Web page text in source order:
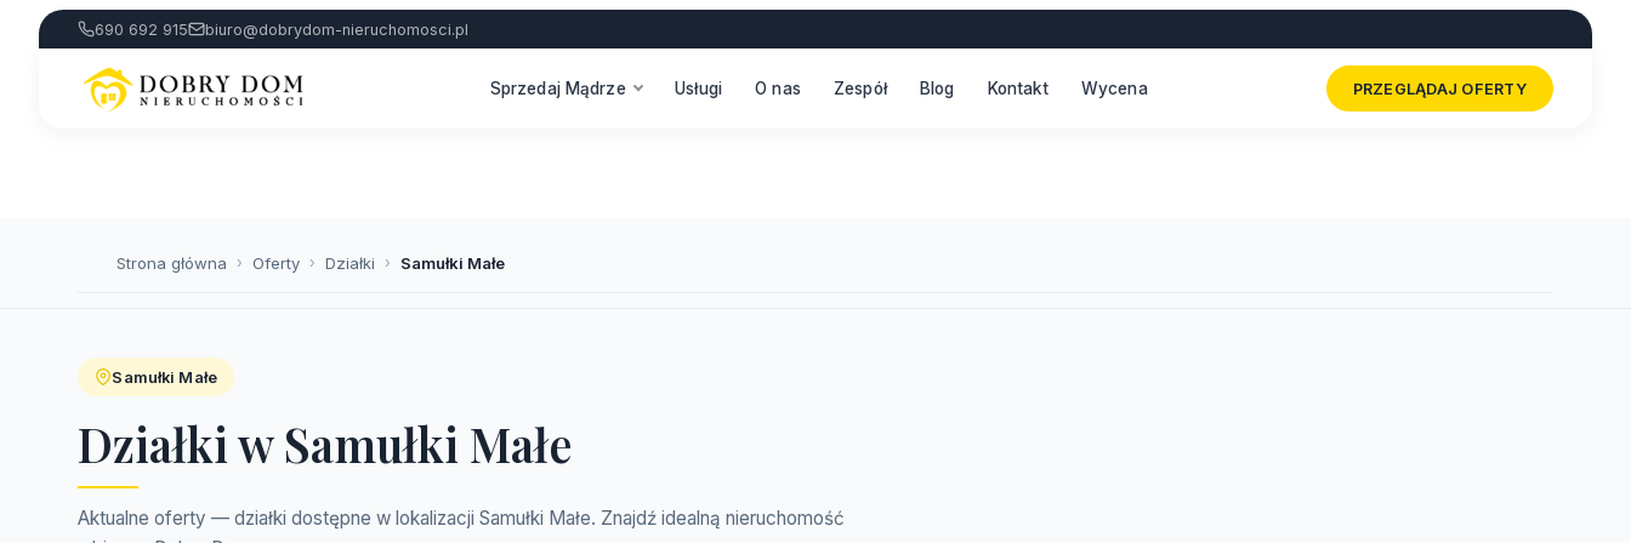
690 692 915 biuro@dobrydom-nieruchomosci.pl
Sprzedaj Mądrze Usługi O nas Zespół Blog Kontakt Wycena PRZEGLĄDAJ OFERTY
Strona główna › Oferty › Działki › Samułki Małe
Samułki Małe
Działki w Samułki Małe
Aktualne oferty — działki dostępne w lokalizacji Samułki Małe. Znajdź idealną nieruchomość